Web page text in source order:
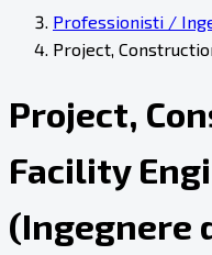
Professionisti /
Project,
Project,
Facility
(Ingegnere